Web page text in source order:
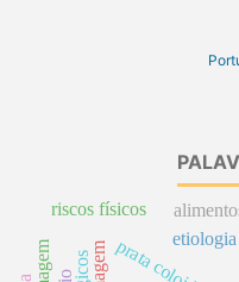
etiologia
riscos físicos